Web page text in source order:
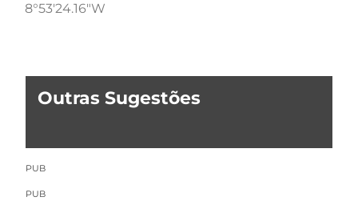
8°53'24.16"W
Outras Sugestões
PUB
PUB